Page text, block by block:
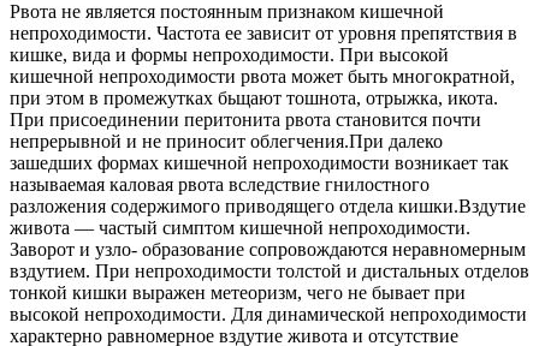
Рвота не является постоянным признаком кишечной
непроходимости. Частота ее зависит от уровня препятствия в
кишке, вида и формы непроходимости. При высокой
кишечной непроходимости рвота может быть многократной,
при этом в промежутках бьщают тошнота, отрыжка, икота.
При присоединении перитонита рвота становится почти
непрерывной и не приносит облегчения.При далеко
зашедших формах кишечной непроходимости возникает так
называемая каловая рвота вследствие гнилостного
разложения содержимого приводящего отдела кишки.Вздутие
живота — частый симптом кишечной непроходимости.
Заворот и узло- образование сопровождаются неравномерным
вздутием. При непроходимости толстой и дистальных отделов
тонкой кишки выражен метеоризм, чего не бывает при
высокой непроходимости. Для динамической непроходимости
характерно равномерное вздутие живота и отсутствие